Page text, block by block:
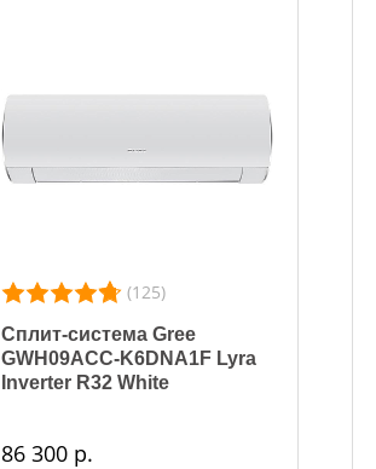
(125)
Сплит-система Gree
GWH09ACC-K6DNA1F Lyra
Inverter R32 White
86 300 р.